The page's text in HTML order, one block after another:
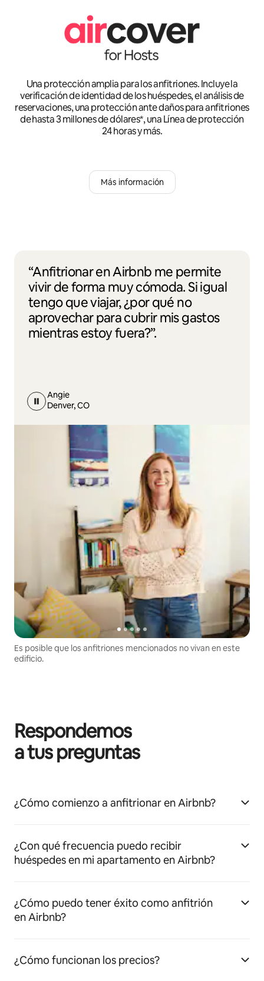
Una protección amplia para los anfitriones. Incluye la
verificación de identidad de los huéspedes, el análisis de
reservaciones, una protección ante daños para anfitriones
de hasta 3 millones de dólares*, una Línea de protección
24 horas y más.
Más información
“Anfitrionar en Airbnb me permite
vivir de forma muy cómoda. Si igual
tengo que viajar, ¿por qué no
aprovechar para cubrir mis gastos
mientras estoy fuera?”.
Angie
Denver, CO
Es posible que los anfitriones mencionados no vivan en este
edificio.
Respondemos
a tus preguntas
¿Cómo comienzo a anfitrionar en Airbnb?
¿Con qué frecuencia puedo recibir
huéspedes en mi apartamento en Airbnb?
¿Cómo puedo tener éxito como anfitrión
en Airbnb?
¿Cómo funcionan los precios?